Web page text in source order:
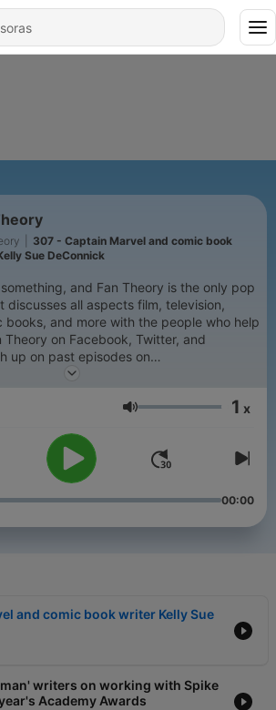
307 - Captain Marvel and comic book
Sue DeConnick
and Fan Theory is the only pop
discusses all aspects film, television,
books, and more with the people who help
Theory on Facebook, Twitter, and
up on past episodes on
Volumen 1 x
00:00
and comic book writer Kelly Sue
writers on working with Spike
Academy Awards